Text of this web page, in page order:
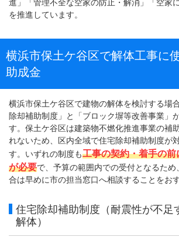
進」「管理不全な空家の防止・解消」「空家
を推進しています。
横浜市保土ケ谷区で解体工事に
助成金
横浜市保土ケ谷区で建物の解体を検討する場
除却補助制度」と「ブロック塀等改善事業」
す。保土ケ谷区は建築物不燃化推進事業の補
れないため、区内全域で住宅除却補助制度が
す。いずれの制度も工事の契約・着手の
が必要で、予算の範囲内での受付となるた
合は早めに市の担当窓口へ相談することをお
住宅除却補助制度（耐震性が不足
解体）